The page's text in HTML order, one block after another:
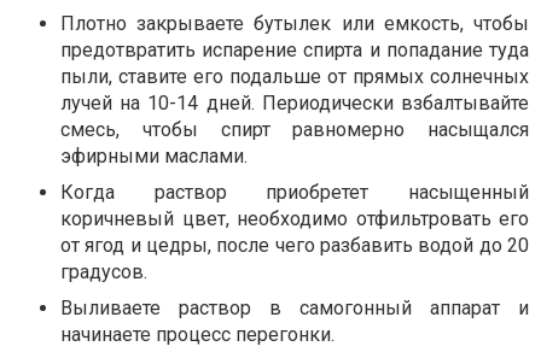
Плотно закрываете бутылек или емкость, чтобы
предотвратить испарение спирта и попадание туда
пыли, ставите его подальше от прямых солнечных
лучей на 10-14 дней. Периодически взбалтывайте
смесь, чтобы спирт равномерно насыщался
эфирными маслами.
Когда раствор приобретет насыщенный
коричневый цвет, необходимо отфильтровать его
от ягод и цедры, после чего разбавить водой до 20
градусов.
Выливаете раствор в самогонный аппарат и
начинаете процесс перегонки.